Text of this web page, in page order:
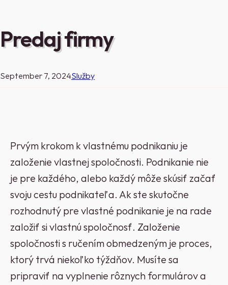
Predaj firmy
September 7, 2024Služby
Prvým krokom k vlastnému podnikaniu je
založenie vlastnej spoločnosti. Podnikanie nie
je pre každého, alebo každý môže skúsiť začať
svoju cestu podnikateľa. Ak ste skutočne
rozhodnutý pre vlastné podnikanie je na rade
založiť si vlastnú spoločnosť. Založenie
spoločnosti s ručením obmedzeným je proces,
ktorý trvá niekoľko týždňov. Musíte sa
pripraviť na vyplnenie rôznych formulárov a